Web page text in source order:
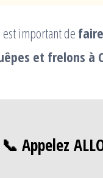
important de
et frelons à
📞 Appelez